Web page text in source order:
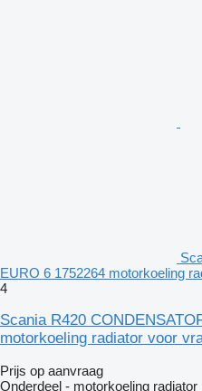
EURO 6 1752264 motorkoeling
4
Scania R420
motorkoeling radiator voor
Prijs op aanvraag
Onderdeel - motorkoeling radiator